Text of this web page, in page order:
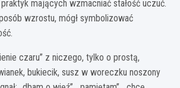
mających wzmacniać stałość uczuć.
wzrostu, mógł symbolizować
czaru” z niczego, tylko o prostą,
bukiecik, susz w woreczku noszony